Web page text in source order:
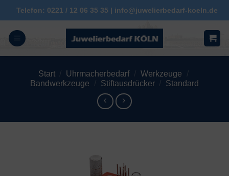
Zum
Inhalt
springen
Telefon: 0221 / 12 06 35 35 | info@juwelierbedarf-koeln.de
Start / Uhrmacherbedarf / Werkzeuge
/
Bandwerkzeuge
/ Stiftausdrücker / Standard